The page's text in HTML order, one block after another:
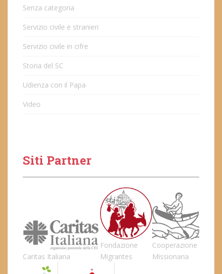
Senza categoria
Servizio civile e stranieri
Servizio civile in cifre
Storia del SC
Udienza con il Papa
Video
Siti Partner
Caritas Italiana
Fondazione
Migrantes
Cooperazione
Missionaria